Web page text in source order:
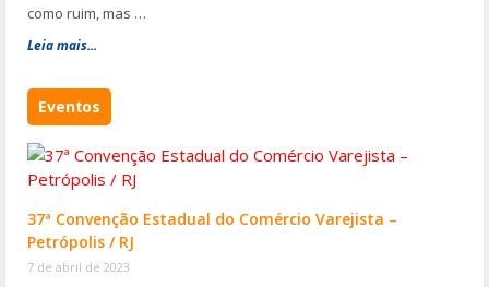
como ruim, mas …
Leia mais...
Eventos
37ª Convenção Estadual do Comércio Varejista –
Petrópolis / RJ
7 de abril de 2023